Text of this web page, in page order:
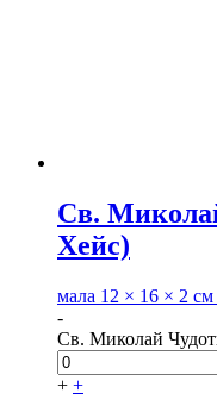
Св.
Хейс)
мала 12 × 16 × 2 см
-
Св. Миколай
+ +